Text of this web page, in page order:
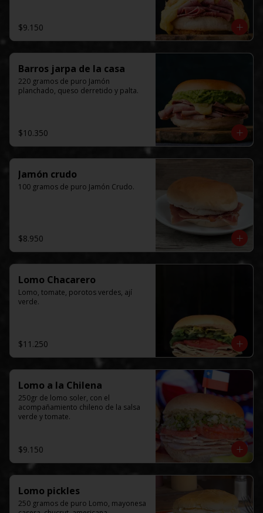
$9.150
Barros jarpa de la casa
220 gramos de puro Jamón
planchado, queso derretido y palta.
$10.350
Jamón crudo
100 gramos de puro Jamón Crudo.
$8.950
Lomo Chacarero
Lomo, tomate, porotos verdes, ají
verde.
$11.250
Lomo a la Chilena
250gr de lomo soler, con el
acompañamiento chileno de la salsa
verde y tomate.
$9.150
Lomo pickles
250 gramos de puro Lomo, mayonesa